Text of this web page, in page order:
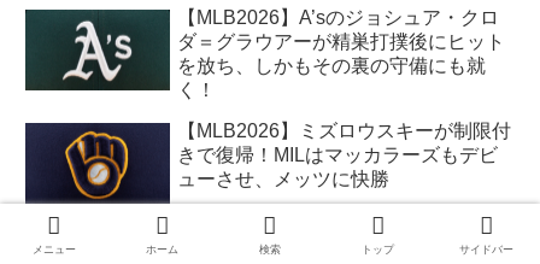
【MLB2026】A’sのジョシュア・クロ
ダ＝グラウアーが精巣打撲後にヒット
を放ち、しかもその裏の守備にも就
く！
【MLB2026】ミズロウスキーが制限付
きで復帰！MILはマッカラーズもデビ
ューさせ、メッツに快勝
【MLB2026】レッドソックス、シーソ
メニュー ホーム 検索 トップ サイドバー